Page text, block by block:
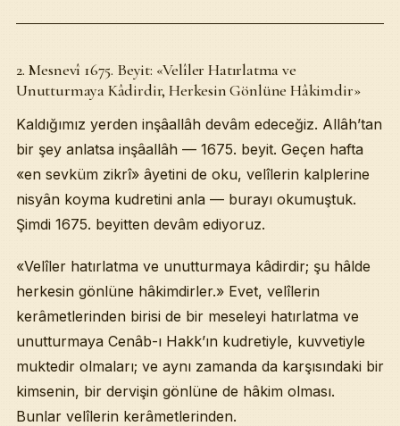
2. Mesnevî 1675. Beyit: «Velîler Hatırlatma ve
Unutturmaya Kâdirdir, Herkesin Gönlüne Hâkimdir»
Kaldığımız yerden inşâallâh devâm edeceğiz. Allâh’tan
bir şey anlatsa inşâallâh — 1675. beyit. Geçen hafta
«en sevküm zikrî» âyetini de oku, velîlerin kalplerine
nisyân koyma kudretini anla — burayı okumuştuk.
Şimdi 1675. beyitten devâm ediyoruz.
«Velîler hatırlatma ve unutturmaya kâdirdir; şu hâlde
herkesin gönlüne hâkimdirler.» Evet, velîlerin
kerâmetlerinden birisi de bir meseleyi hatırlatma ve
unutturmaya Cenâb-ı Hakk’ın kudretiyle, kuvvetiyle
muktedir olmaları; ve aynı zamanda da karşısındaki bir
kimsenin, bir dervişin gönlüne de hâkim olması.
Bunlar velîlerin kerâmetlerinden.